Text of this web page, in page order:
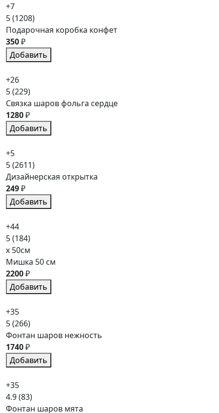
+7
5(1208)
Подарочная коробка конфет
350₽
Добавить
+26
5(229)
Связка шаров фольга сердце
1280₽
Добавить
+5
5(2611)
Дизайнерская открытка
249₽
Добавить
+44
5(184)
x 50см
Мишка 50 см
2200₽
Добавить
+35
5(266)
Фонтан шаров нежность
1740₽
Добавить
+35
4.9(83)
Фонтан шаров мята